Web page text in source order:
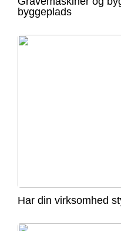
byggeplads
Har din virksomhed